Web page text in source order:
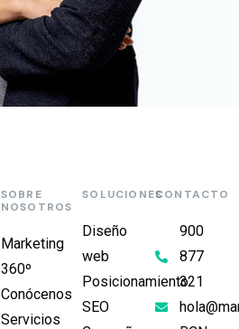
SOBRE
NOSOTROS
Marketing
360º
Conócenos
Servicios
SOLUCIONES
Diseño
web
Posicionamiento
SEO
CONTACTO
900
877
321